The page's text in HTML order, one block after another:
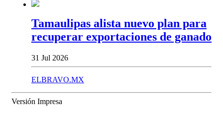
Tamaulipas alista nuevo plan para
recuperar exportaciones de ganado
31 Jul 2026
ELBRAVO.MX
Versión Impresa